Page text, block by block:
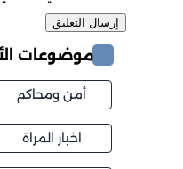
موضوعات
أمن ومحاكم
اخبار المراة